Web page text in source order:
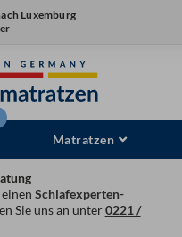
Luxemburg
Matratzen
Schlafexperten-
Sie uns an unter0221 /